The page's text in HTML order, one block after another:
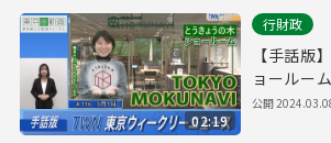
02:19
行財政
【手話版
ョールー
公開